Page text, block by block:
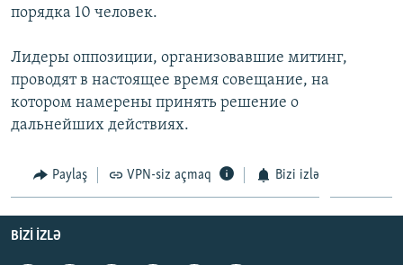
BIZIMLƏ ƏLAQƏ
порядка 10 человек.
Лидеры оппозиции, организовавшие митинг,
проводят в настоящее время совещание, на
котором намерены принять решение о
дальнейших действиях.
Paylaş VPN-siz açmaq Bizi izlə
BIZI IZLƏ